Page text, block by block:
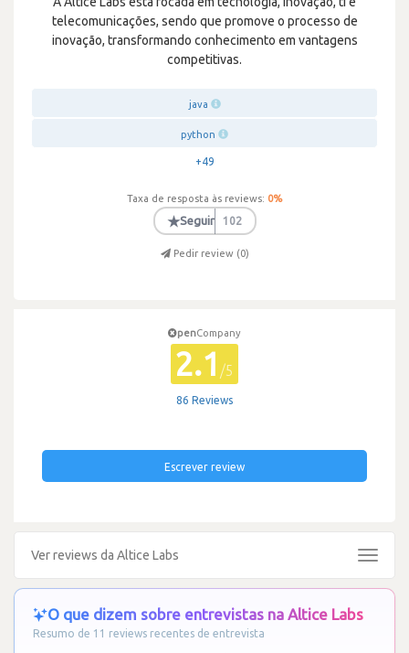
telecomunicações, sendo que promove o processo de
inovação, transformando conhecimento em vantagens
competitivas.
java
python
+49
Taxa de resposta às reviews: 0%
★Seguir 102
Pedir review (0)
penCompany
2.1 /5
86 Reviews
Escrever review
Ver reviews da Altice Labs
Toggle
O que dizem sobre entrevistas na Altice Labs
Resumo de 11 reviews recentes de entrevista